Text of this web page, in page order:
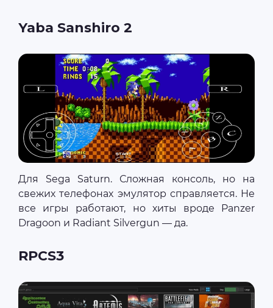
Yaba Sanshiro 2
Для Sega Saturn. Сложная консоль, но на
свежих телефонах эмулятор справляется. Не
все игры работают, но хиты вроде Panzer
Dragoon и Radiant Silvergun — да.
RPCS3